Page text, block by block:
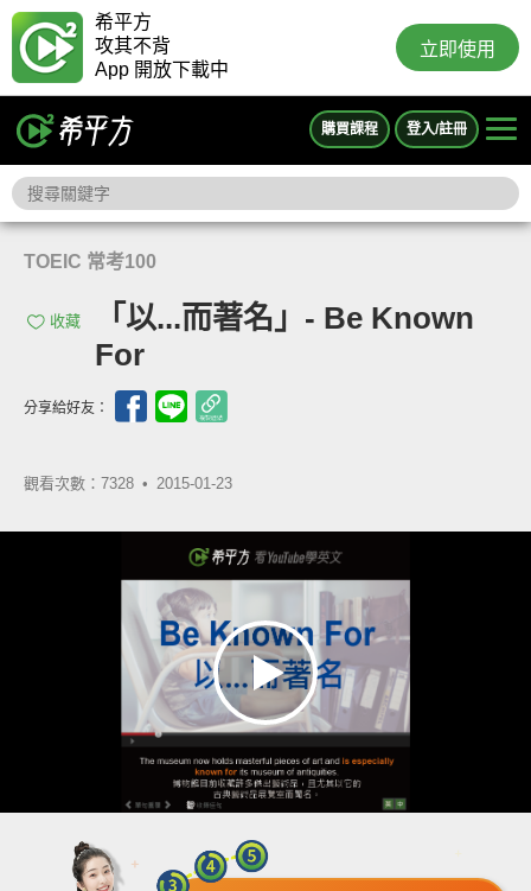
希平方
攻其不背
App 開放下載中
立即使用
購買課程 登入/註冊
TOEIC 常考100
收藏
「以...而著名」- Be Known
For
分享給好友：
觀看次數：7328 • 2015-01-23